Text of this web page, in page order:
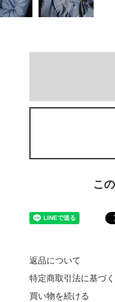
こ
返品について
特定商取引法に基づ
買い物を続ける